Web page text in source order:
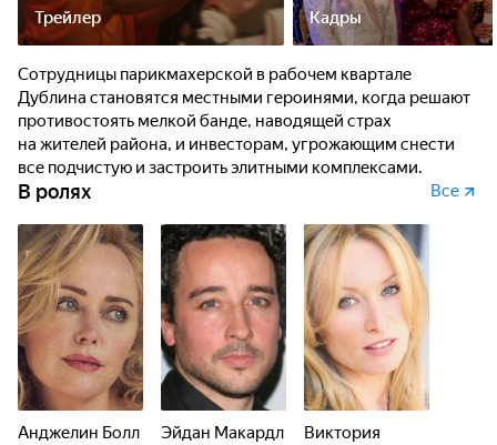
Трейлер Кадры
Сотрудницы парикмахерской в рабочем квартале
Дублина становятся местными героинями, когда решают
противостоять мелкой банде, наводящей страх
на жителей района, и инвесторам, угрожающим снести
все подчистую и застроить элитными комплексами.
В ролях Все
Анджелин Болл Эйдан Макардл
Виктория